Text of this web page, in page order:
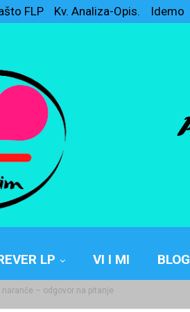
FLP Kv. Analiza-Opis. Idemo
LP VI I MI BLOG
naranče – odgovor na pitanje